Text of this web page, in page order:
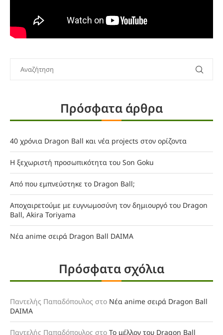
Πρόσφατα άρθρα
40 χρόνια Dragon Ball και νέα projects στον ορίζοντα
Η ξεχωριστή προσωπικότητα του Son Goku
Από που εμπνεύστηκε το Dragon Ball;
Αποχαιρετούμε με ευγνωμοσύνη τον δημιουργό του Dragon
Ball, Akira Toriyama
Νέα anime σειρά Dragon Ball DAIMA
Πρόσφατα σχόλια
Παντελής Παπαδόπουλος στο Νέα anime σειρά Dragon Ball
DAIMA
Παντελής Παπαδόπουλος στο Το μέλλον του Dragon Ball